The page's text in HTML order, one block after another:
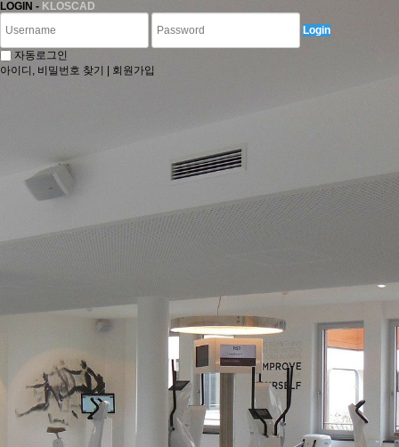
LOGIN - KLOSCAD
Login
자동로그인
아이디, 비밀번호 찾기
회원가입